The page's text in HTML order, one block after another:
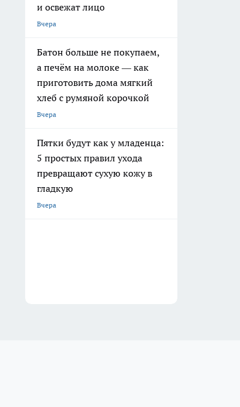
и освежат лицо
Вчера
Батон больше не покупаем,
а печём на молоке — как
приготовить дома мягкий
хлеб с румяной корочкой
Вчера
Пятки будут как у младенца:
5 простых правил ухода
превращают сухую кожу в
гладкую
Вчера